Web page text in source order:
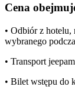
Cena
• Odbiór z hotelu,
wybranego
• Transport
• Bilet wstępu do